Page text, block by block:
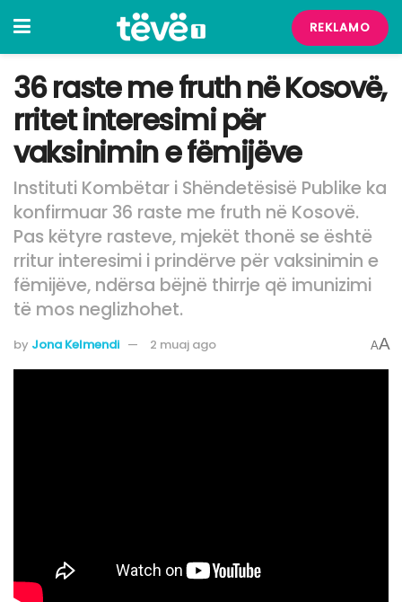
REKLAMO
36 raste me fruth në Kosovë,
rritet interesimi për
vaksinimin e fëmijëve
Instituti Kombëtar i Shëndetësisë Publike ka
konfirmuar 36 raste me fruth në Kosovë.
Pas këtyre rasteve, mjekët thonë se është
rritur interesimi i prindërve për vaksinimin e
fëmijëve, ndërsa bëjnë thirrje që imunizimi
të mos neglizhohet.
by Jona Kelmendi 2 muaj ago AA